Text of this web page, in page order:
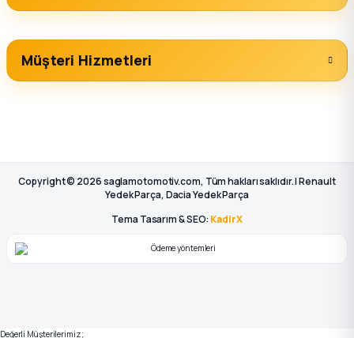
Müşteri Hizmetleri
Copyright © 2026 saglamotomotiv.com, Tüm hakları saklıdır. | Renault
Yedek Parça, Dacia Yedek Parça
Tema Tasarım & SEO: KadirX
Değerli Müşterilerimiz;